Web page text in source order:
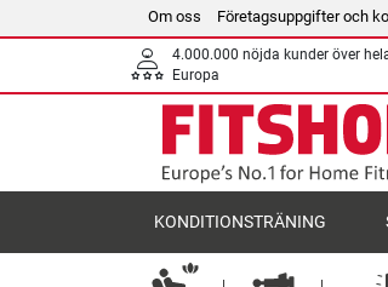
Om oss Företagsuppgifter och
4.000.000 nöjda kunder över
Europa
KONDITIONSTRÄNING